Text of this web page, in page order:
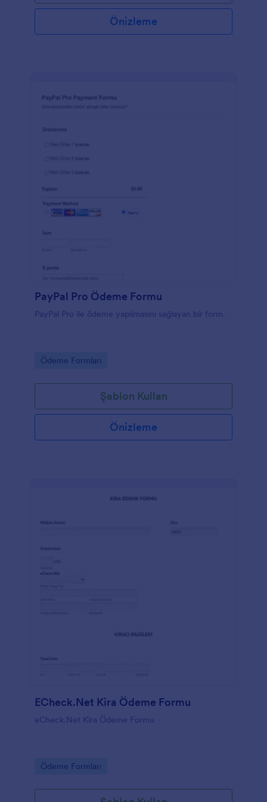
Önizleme
PayPal Pro Ödeme Formu
PayPal Pro ile ödeme yapılmasını sağlayan bir form.
Go to Category:
Ödeme Formları
Şablon Kullan
Önizleme
ECheck.Net Kira Ödeme Formu
eCheck.Net Kira Ödeme Formu
Go to Category:
Ödeme Formları